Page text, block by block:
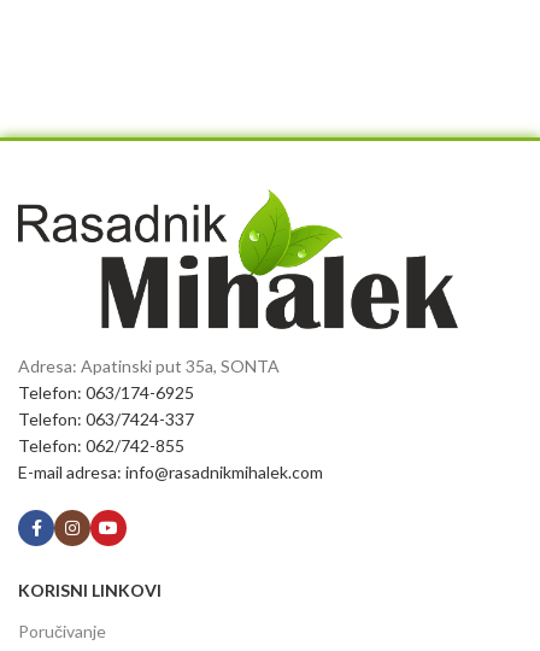
Adresa: Apatinski put 35a, SONTA
Telefon: 063/174-6925
Telefon: 063/7424-337
Telefon: 062/742-855
E-mail adresa: info@rasadnikmihalek.com
KORISNI LINKOVI
Poručivanje